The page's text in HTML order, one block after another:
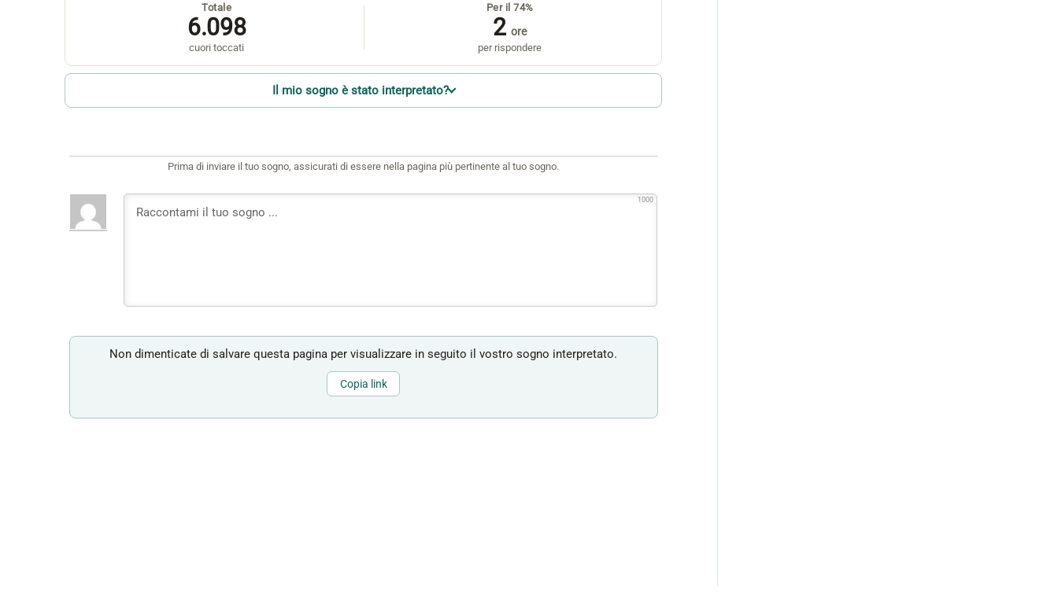
Totale
6.098
cuori toccati
Per il 74%
2 ore
per rispondere
Il mio sogno è stato interpretato?
Prima di inviare il tuo sogno, assicurati di essere nella pagina più pertinente al tuo sogno.
1000
Non dimenticate di salvare questa pagina per visualizzare in seguito il vostro sogno interpretato.
Copia link